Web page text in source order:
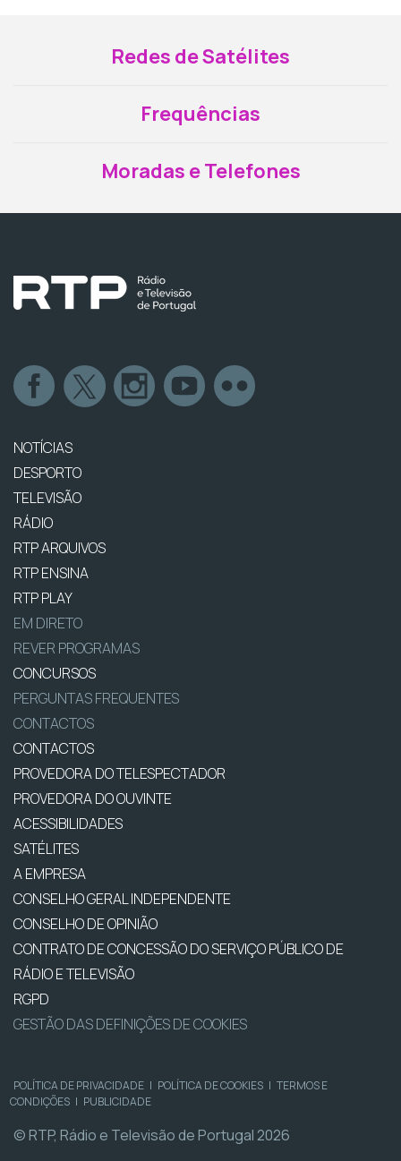
Redes de Satélites
Frequências
Moradas e Telefones
NOTÍCIAS
DESPORTO
TELEVISÃO
RÁDIO
RTP ARQUIVOS
RTP ENSINA
RTP PLAY
EM DIRETO
REVER PROGRAMAS
CONCURSOS
PERGUNTAS FREQUENTES
CONTACTOS
CONTACTOS
PROVEDORA DO TELESPECTADOR
PROVEDORA DO OUVINTE
ACESSIBILIDADES
SATÉLITES
A EMPRESA
CONSELHO GERAL INDEPENDENTE
CONSELHO DE OPINIÃO
CONTRATO DE CONCESSÃO DO SERVIÇO PÚBLICO DE
RÁDIO E TELEVISÃO
RGPD
GESTÃO DAS DEFINIÇÕES DE COOKIES
POLÍTICA DE PRIVACIDADE | POLÍTICA DE COOKIES | TERMOS E
CONDIÇÕES | PUBLICIDADE
© RTP, Rádio e Televisão de Portugal 2026